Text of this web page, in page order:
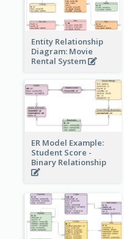
Entity Relationship
Diagram: Movie
Rental System
ER Model Example:
Student Score -
Binary Relationship